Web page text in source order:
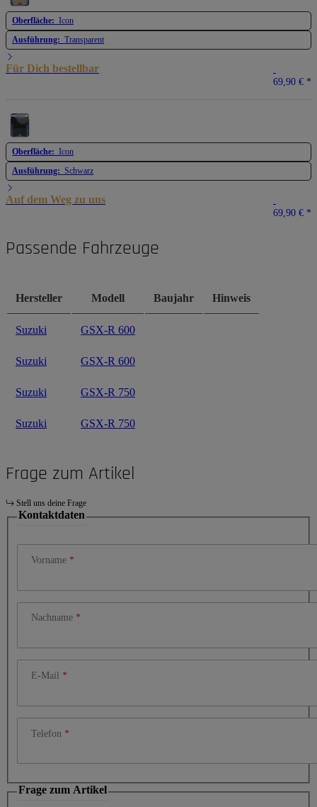
Oberfläche: Icon
Ausführung: Transparent
Für Dich bestellbar
69,90 € *
Oberfläche: Icon
Ausführung: Schwarz
Auf dem Weg zu uns
69,90 € *
Passende Fahrzeuge
Hersteller Modell Baujahr Hinweis
Suzuki GSX-R 600
Suzuki GSX-R 600
Suzuki GSX-R 750
Suzuki GSX-R 750
Frage zum Artikel
Stell uns deine Frage
Kontaktdaten
Vorname
Nachname
E-Mail
Telefon
Frage zum Artikel